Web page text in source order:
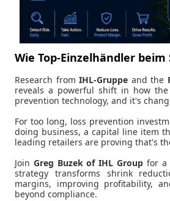
Wie Top-Einzelhändler
Research from IHL-Gruppe and the
reveals a powerful shift in how
prevention technology, and it's
For too long, loss prevention
doing business, a capital line item
leading retailers are proving that's
Join Greg Buzek of IHL Groupfor a
strategy transforms shrink
margins, improving profitability,
beyond compliance.